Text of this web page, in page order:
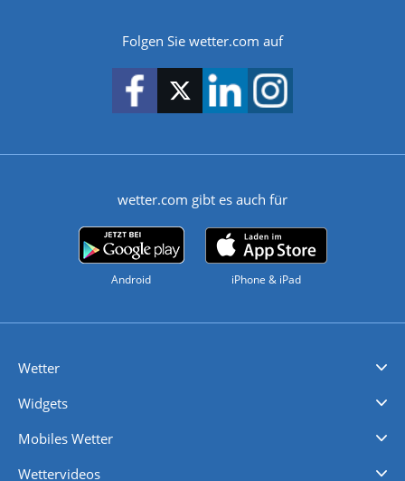
Folgen Sie wetter.com auf
wetter.com gibt es auch für
Android iPhone & iPad
Wetter
Widgets
Mobiles Wetter
Wettervideos